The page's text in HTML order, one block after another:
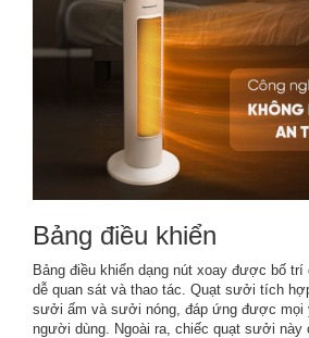
Bảng điều khiển
Bảng điều khiển dạng nút xoay được bố trí
dễ quan sát và thao tác. Quạt sưởi tích
sưởi ấm và sưởi nóng, đáp ứng được mọi
người dùng. Ngoài ra, chiếc quạt sưởi này